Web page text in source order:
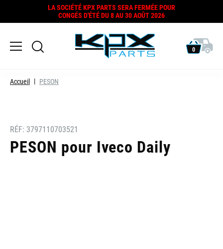
LA SOCIÉTÉ KPX PARTS SERA FERMÉE POUR
CONGÉS D'ÉTÉ DU 8 AU 30 AOÛT 2026
0
Accueil PESON
RÉF: 3797110703521
PESON pour Iveco Daily